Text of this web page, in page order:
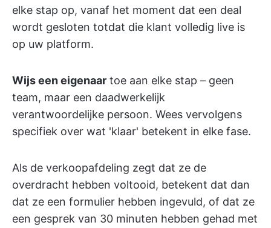
elke stap op, vanaf het moment dat een deal
wordt gesloten totdat die klant volledig live is
op uw platform.
Wijs een eigenaar toe aan elke stap – geen
team, maar een daadwerkelijk
verantwoordelijke persoon. Wees vervolgens
specifiek over wat 'klaar' betekent in elke fase.
Als de verkoopafdeling zegt dat ze de
overdracht hebben voltooid, betekent dat dan
dat ze een formulier hebben ingevuld, of dat ze
een gesprek van 30 minuten hebben gehad met